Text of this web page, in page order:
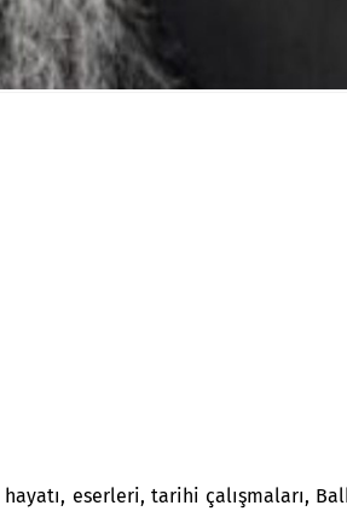
eserleri, tarihi çalışmaları,